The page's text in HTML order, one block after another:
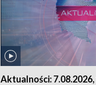
Aktualności: 7.08.2026,